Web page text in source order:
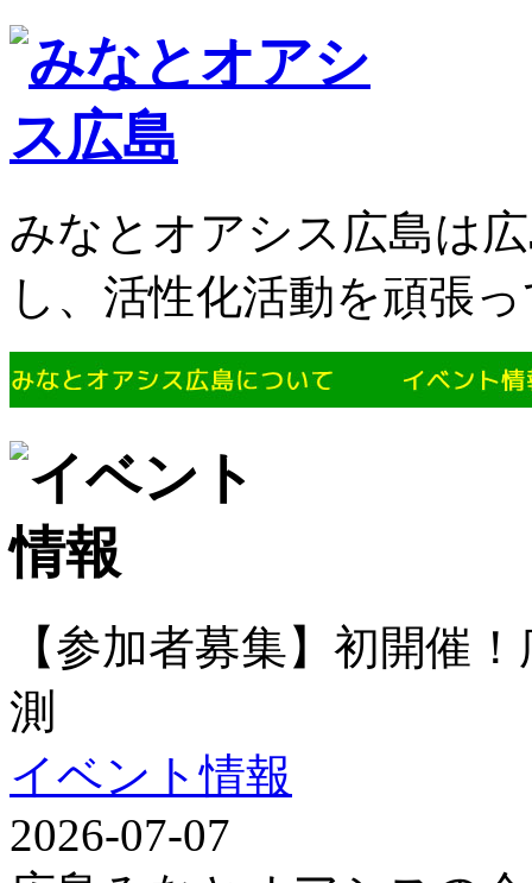
みなとオアシス広島は
し、活性化活動を頑張
【参加者募集】初開催
測
イベント情報
2026-07-07